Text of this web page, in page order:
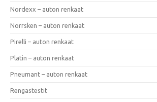
Nordexx – auton renkaat
Norrsken – auton renkaat
Pirelli – auton renkaat
Platin – auton renkaat
Pneumant – auton renkaat
Rengastestit